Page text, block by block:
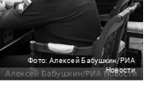
Фото: Алексей Бабушкин/РИА
Новости